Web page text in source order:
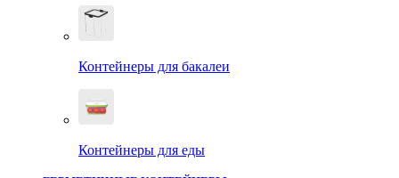
Контейнеры для бакалеи
Контейнеры для еды